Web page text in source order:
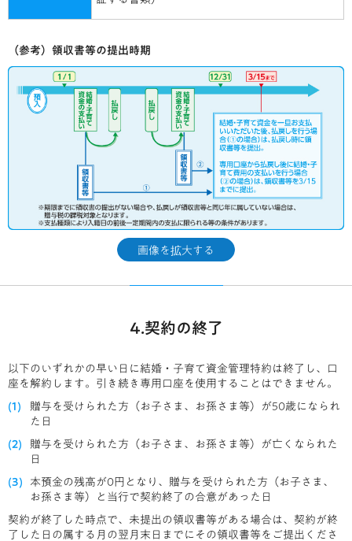
（参考）領収書等の提出時期
画像を拡大する
4.契約の終了
以下のいずれかの早い日に結婚・子育て資金管理特約は終了し、口
座を解約します。引き続き専用口座を使用することはできません。
贈与を受けられた方（お子さま、お孫さま等）が50歳になられ
た日
贈与を受けられた方（お子さま、お孫さま等）が亡くなられた
日
本預金の残高が0円となり、贈与を受けられた方（お子さま、
お孫さま等）と当行で契約終了の合意があった日
契約が終了した時点で、未提出の領収書等がある場合は、契約が終
了した日の属する月の翌月末日までにその領収書等をご提出くださ